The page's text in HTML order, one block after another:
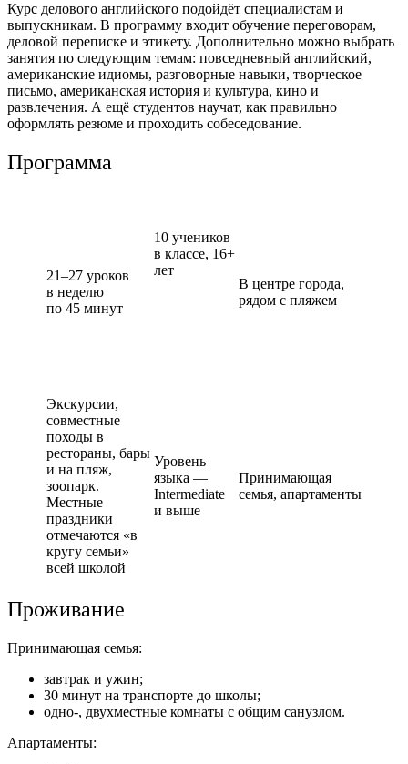
Курс делового английского подойдёт специалистам и
выпускникам. В программу входит обучение переговорам,
деловой переписке и этикету. Дополнительно можно выбрать
занятия по следующим темам: повседневный английский,
американские идиомы, разговорные навыки, творческое
письмо, американская история и культура, кино и
развлечения. А ещё студентов научат, как правильно
оформлять резюме и проходить собеседование.
Программа
21–27 уроков
в неделю
по 45 минут
10 учеников
в классе, 16+
лет
В центре города,
рядом с пляжем
Экскурсии,
совместные
походы в
рестораны, бары
и на пляж,
зоопарк.
Местные
праздники
отмечаются «в
кругу семьи»
всей школой
Уровень
языка —
Intermediate
и выше
Принимающая
семья, апартаменты
Проживание
Принимающая семья:
завтрак и ужин;
30 минут на транспорте до школы;
одно-, двухместные комнаты с общим санузлом.
Апартаменты: